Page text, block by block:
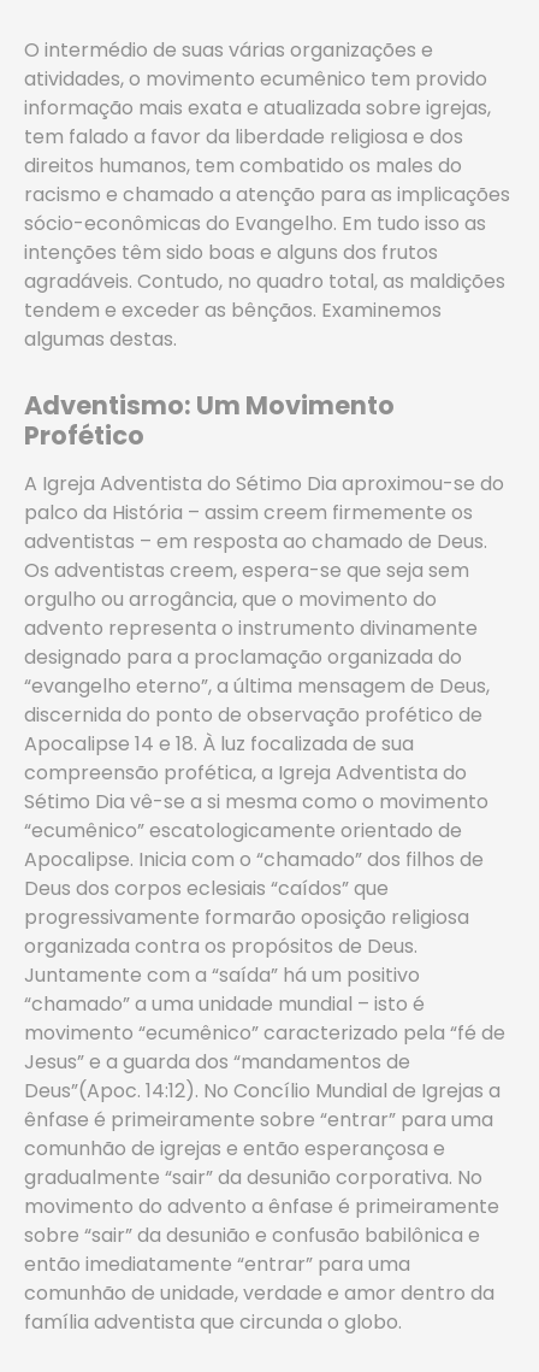
O intermédio de suas várias organizações e
atividades, o movimento ecumênico tem provido
informação mais exata e atualizada sobre igrejas,
tem falado a favor da liberdade religiosa e dos
direitos humanos, tem combatido os males do
racismo e chamado a atenção para as implicações
sócio-econômicas do Evangelho. Em tudo isso as
intenções têm sido boas e alguns dos frutos
agradáveis. Contudo, no quadro total, as maldições
tendem e exceder as bênçãos. Examinemos
algumas destas.
Adventismo: Um Movimento
Profético
A Igreja Adventista do Sétimo Dia aproximou-se do
palco da História – assim creem firmemente os
adventistas – em resposta ao chamado de Deus.
Os adventistas creem, espera-se que seja sem
orgulho ou arrogância, que o movimento do
advento representa o instrumento divinamente
designado para a proclamação organizada do
“evangelho eterno”, a última mensagem de Deus,
discernida do ponto de observação profético de
Apocalipse 14 e 18. À luz focalizada de sua
compreensão profética, a Igreja Adventista do
Sétimo Dia vê-se a si mesma como o movimento
“ecumênico” escatologicamente orientado de
Apocalipse. Inicia com o “chamado” dos filhos de
Deus dos corpos eclesiais “caídos” que
progressivamente formarão oposição religiosa
organizada contra os propósitos de Deus.
Juntamente com a “saída” há um positivo
“chamado” a uma unidade mundial – isto é
movimento “ecumênico” caracterizado pela “fé de
Jesus” e a guarda dos “mandamentos de
Deus”(Apoc. 14:12). No Concílio Mundial de Igrejas a
ênfase é primeiramente sobre “entrar” para uma
comunhão de igrejas e então esperançosa e
gradualmente “sair” da desunião corporativa. No
movimento do advento a ênfase é primeiramente
sobre “sair” da desunião e confusão babilônica e
então imediatamente “entrar” para uma
comunhão de unidade, verdade e amor dentro da
família adventista que circunda o globo.